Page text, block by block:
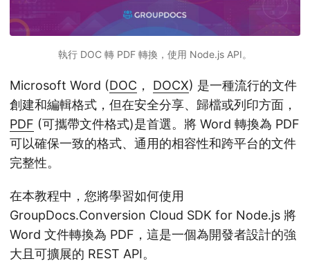
執行 DOC 轉 PDF 轉換，使用 Node.js API。
Microsoft Word (DOC ， DOCX) 是一種流行的文件
創建和編輯格式，但在安全分享、歸檔或列印方面，
PDF (可攜帶文件格式)是首選。將 Word 轉換為 PDF
可以確保一致的格式、通用的相容性和跨平台的文件
完整性。
在本教程中，您將學習如何使用
GroupDocs.Conversion Cloud SDK for Node.js 將
Word 文件轉換為 PDF，這是一個為開發者設計的強
大且可擴展的 REST API。